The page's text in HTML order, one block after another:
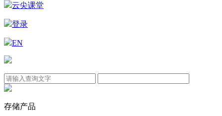
云尖课堂
登录
EN
存储产品